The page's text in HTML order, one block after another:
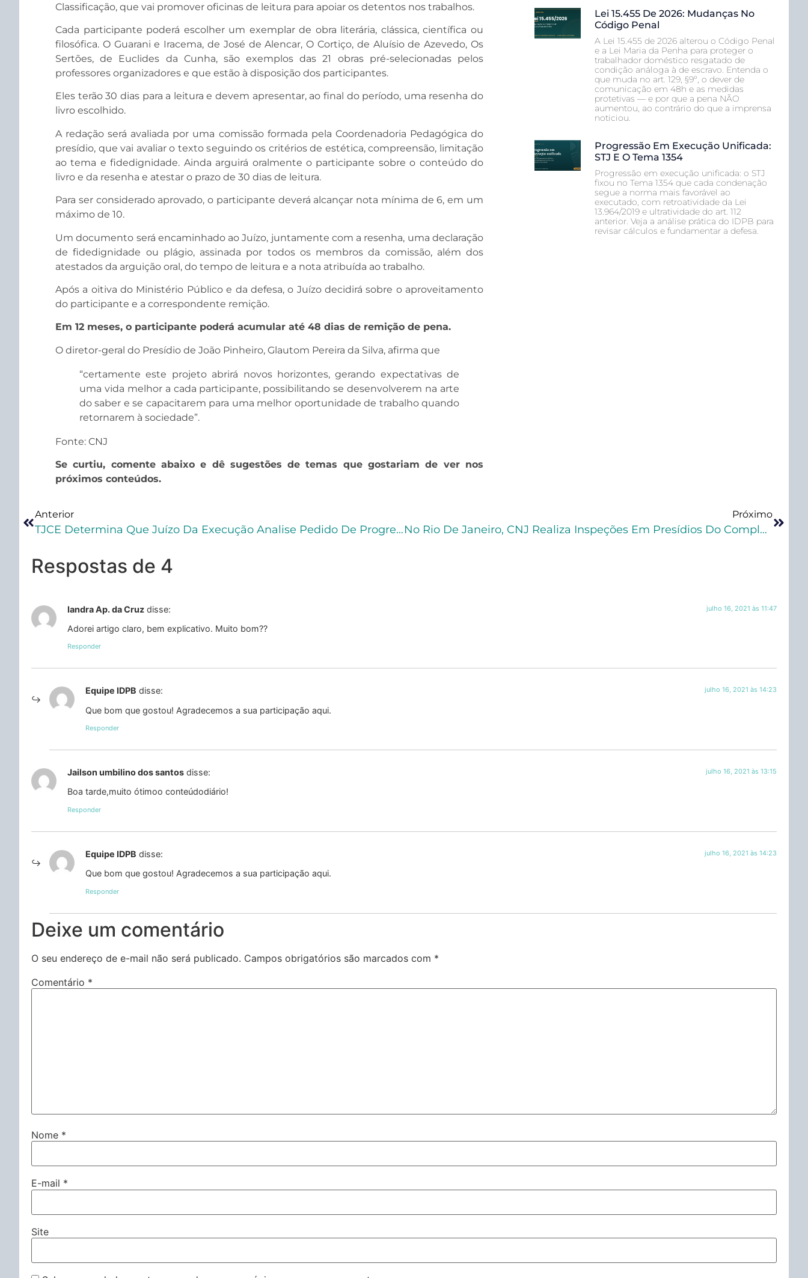
Classificação, que vai promover oficinas de leitura para apoiar os detentos nos trabalhos.
Cada participante poderá escolher um exemplar de obra literária, clássica, científica ou
filosófica. O Guarani e Iracema, de José de Alencar, O Cortiço, de Aluísio de Azevedo, Os
Sertões, de Euclides da Cunha, são exemplos das 21 obras pré-selecionadas pelos
professores organizadores e que estão à disposição dos participantes.
Eles terão 30 dias para a leitura e devem apresentar, ao final do período, uma resenha do
livro escolhido.
A redação será avaliada por uma comissão formada pela Coordenadoria Pedagógica do
presídio, que vai avaliar o texto seguindo os critérios de estética, compreensão, limitação
ao tema e fidedignidade. Ainda arguirá oralmente o participante sobre o conteúdo do
livro e da resenha e atestar o prazo de 30 dias de leitura.
Para ser considerado aprovado, o participante deverá alcançar nota mínima de 6, em um
máximo de 10.
Um documento será encaminhado ao Juízo, juntamente com a resenha, uma declaração
de fidedignidade ou plágio, assinada por todos os membros da comissão, além dos
atestados da arguição oral, do tempo de leitura e a nota atribuída ao trabalho.
Após a oitiva do Ministério Público e da defesa, o Juízo decidirá sobre o aproveitamento
do participante e a correspondente remição.
Em 12 meses, o participante poderá acumular até 48 dias de remição de pena.
O diretor-geral do Presídio de João Pinheiro, Glautom Pereira da Silva, afirma que
“certamente este projeto abrirá novos horizontes, gerando expectativas de
uma vida melhor a cada participante, possibilitando se desenvolverem na arte
do saber e se capacitarem para uma melhor oportunidade de trabalho quando
retornarem à sociedade”.
Fonte: CNJ
Se curtiu, comente abaixo e dê sugestões de temas que gostariam de ver nos
próximos conteúdos.
Lei 15.455 De 2026: Mudanças No
Código Penal
A Lei 15.455 de 2026 alterou o Código Penal
e a Lei Maria da Penha para proteger o
trabalhador doméstico resgatado de
condição análoga à de escravo. Entenda o
que muda no art. 129, §9º, o dever de
comunicação em 48h e as medidas
protetivas — e por que a pena NÃO
aumentou, ao contrário do que a imprensa
noticiou.
Progressão Em Execução Unificada:
STJ E O Tema 1354
Progressão em execução unificada: o STJ
fixou no Tema 1354 que cada condenação
segue a norma mais favorável ao
executado, com retroatividade da Lei
13.964/2019 e ultratividade do art. 112
anterior. Veja a análise prática do IDPB para
revisar cálculos e fundamentar a defesa.
Anterior
TJCE Determina Que Juízo Da Execução Analise Pedido De Progressão Em Dez Dias
Próximo
No Rio De Janeiro, CNJ Realiza Inspeções Em Presídios Do Complexo De Bangu
Respostas de 4
Iandra Ap. da Cruz disse: julho 16, 2021 às 11:47
Adorei artigo claro, bem explicativo. Muito bom??
Responder
Equipe IDPB disse: julho 16, 2021 às 14:23
Que bom que gostou! Agradecemos a sua participação aqui.
Responder
Jailson umbilino dos santos disse: julho 16, 2021 às 13:15
Boa tarde,muito ótimoo conteúdodiário!
Responder
Equipe IDPB disse: julho 16, 2021 às 14:23
Que bom que gostou! Agradecemos a sua participação aqui.
Responder
Deixe um comentário
O seu endereço de e-mail não será publicado. Campos obrigatórios são marcados com *
Comentário *
Nome *
E-mail *
Site